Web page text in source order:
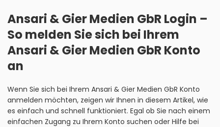
Ansari & Gier Medien GbR Login –
So melden Sie sich bei Ihrem
Ansari & Gier Medien GbR Konto
an
Wenn Sie sich bei Ihrem Ansari & Gier Medien GbR Konto
anmelden möchten, zeigen wir Ihnen in diesem Artikel, wie
es einfach und schnell funktioniert. Egal ob Sie nach einem
einfachen Zugang zu Ihrem Konto suchen oder Hilfe bei